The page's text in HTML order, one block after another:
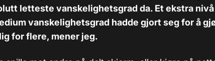
letteste vanskelighetsgrad da. Et ekstra
vanskelighetsgrad hadde gjort seg for å
for flere, mener jeg.